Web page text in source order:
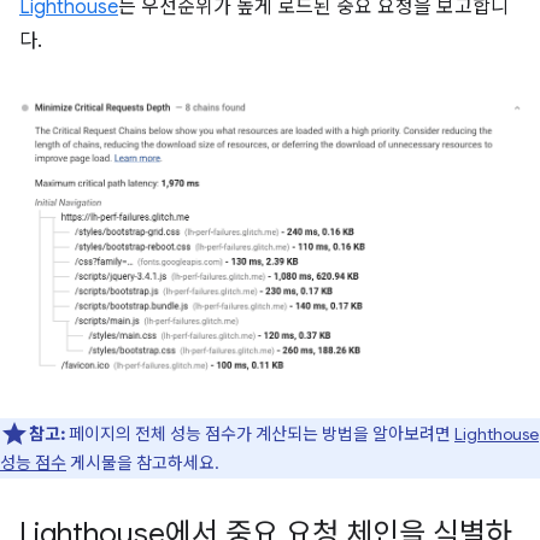
Lighthouse는 우선순위가 높게 로드된 중요 요청을 보고합니
다.
참고:페이지의 전체 성능 점수가 계산되는 방법을 알아보려면 Lighthouse
성능 점수 게시물을 참고하세요.